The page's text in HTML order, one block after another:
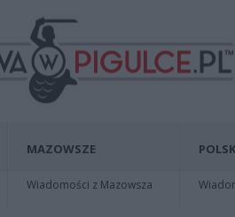
MAZOWSZE
Wiadomości z Mazowsza